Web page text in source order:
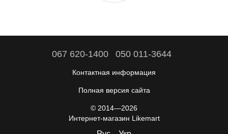
067 620-1400 050 011-3644
Контактная информация
Полная версия сайта
© 2014—2026
Интернет-магазин Likemart